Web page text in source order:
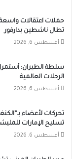
حملات اعتقالات
تطال ناشطين بدارفور
أغسطس 6, 2026
سلطة الطيران:
الرحلات العالمية
أغسطس 6, 2026
تحركات لأعضاء
تسليح الإمارات
أغسطس 6, 2026